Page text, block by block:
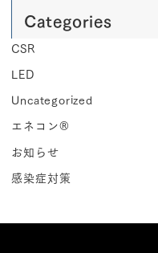
Categories
CSR
LED
Uncategorized
エネコン®︎
お知らせ
感染症対策